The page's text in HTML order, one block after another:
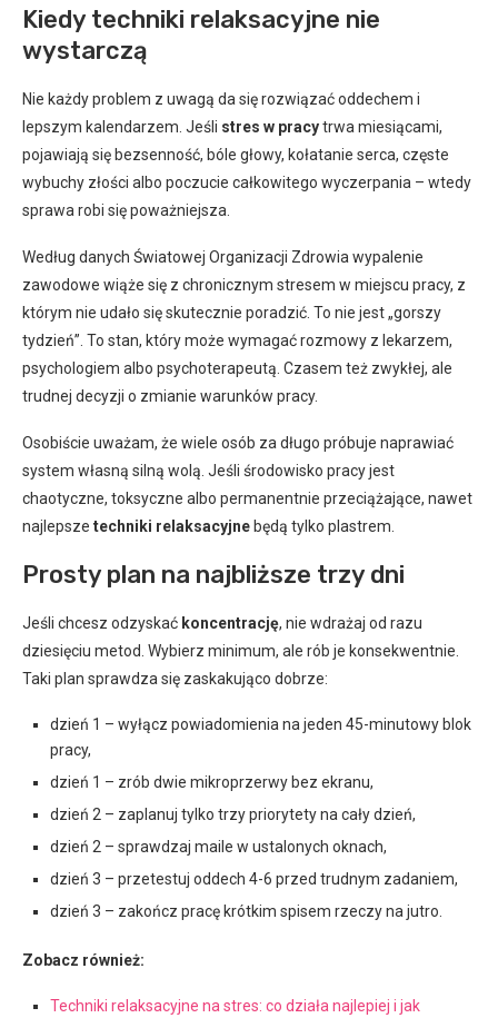
Kiedy techniki relaksacyjne nie
wystarczą
Nie każdy problem z uwagą da się rozwiązać oddechem i
lepszym kalendarzem. Jeśli stres w pracytrwa miesiącami,
pojawiają się bezsenność, bóle głowy, kołatanie serca, częste
wybuchy złości albo poczucie całkowitego wyczerpania – wtedy
sprawa robi się poważniejsza.
Według danych Światowej Organizacji Zdrowia wypalenie
zawodowe wiąże się z chronicznym stresem w miejscu pracy, z
którym nie udało się skutecznie poradzić. To nie jest „gorszy
tydzień”. To stan, który może wymagać rozmowy z lekarzem,
psychologiem albo psychoterapeutą. Czasem też zwykłej, ale
trudnej decyzji o zmianie warunków pracy.
Osobiście uważam, że wiele osób za długo próbuje naprawiać
system własną silną wolą. Jeśli środowisko pracy jest
chaotyczne, toksyczne albo permanentnie przeciążające, nawet
najlepsze techniki relaksacyjne będą tylko plastrem.
Prosty plan na najbliższe trzy dni
Jeśli chcesz odzyskać koncentrację, nie wdrażaj od razu
dziesięciu metod. Wybierz minimum, ale rób je konsekwentnie.
Taki plan sprawdza się zaskakująco dobrze:
dzień 1 – wyłącz powiadomienia na jeden 45-minutowy blok
pracy,
dzień 1 – zrób dwie mikroprzerwy bez ekranu,
dzień 2 – zaplanuj tylko trzy priorytety na cały dzień,
dzień 2 – sprawdzaj maile w ustalonych oknach,
dzień 3 – przetestuj oddech 4-6 przed trudnym zadaniem,
dzień 3 – zakończ pracę krótkim spisem rzeczy na jutro.
Zobacz również:
Techniki relaksacyjne na stres: co działa najlepiej i jak